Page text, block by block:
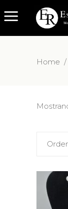
Home /